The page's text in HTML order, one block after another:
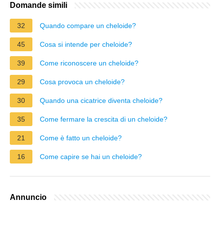
Domande simili
32 Quando compare un cheloide?
45 Cosa si intende per cheloide?
39 Come riconoscere un cheloide?
29 Cosa provoca un cheloide?
30 Quando una cicatrice diventa cheloide?
35 Come fermare la crescita di un cheloide?
21 Come è fatto un cheloide?
16 Come capire se hai un cheloide?
Annuncio